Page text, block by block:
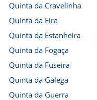
Quinta da Cravelinha
Quinta da Eira
Quinta da Estanheira
Quinta da Fogaça
Quinta da Fuseira
Quinta da Galega
Quinta da Guerra